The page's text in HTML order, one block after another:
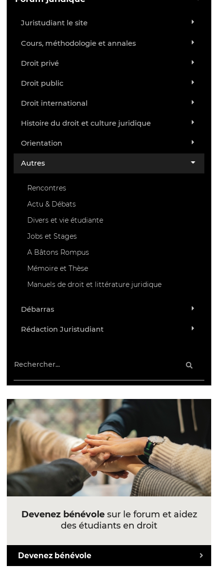
Juristudiant le site
Cours, méthodologie et annales
Droit privé
Droit public
Droit international
Histoire du droit et culture juridique
Orientation
Autres
Rencontres
Actu & Débats
Divers et vie étudiante
Jobs et Stages
A Bâtons Rompus
Mémoire et Thèse
Manuels de droit et littérature juridique
Débarras
Rédaction Juristudiant
Devenez bénévolesur le forum et aidez
des étudiants en droit
Devenez bénévole